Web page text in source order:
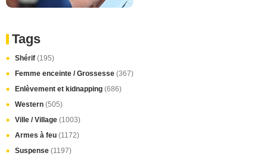
Tags
Shérif (195)
Femme enceinte / Grossesse (367)
Enlèvement et kidnapping (686)
Western (505)
Ville / Village (1003)
Armes à feu (1172)
Suspense (1197)